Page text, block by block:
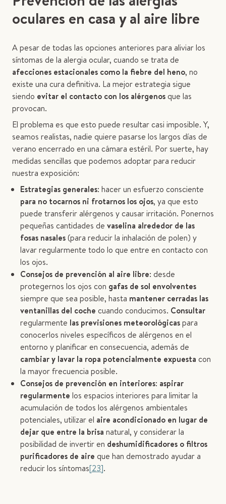
oculares en casa y al aire libre
A pesar de todas las opciones anteriores para aliviar los
síntomas de la alergia ocular, cuando se trata de
afecciones estacionales como la fiebre del heno, no
existe una cura definitiva. La mejor estrategia sigue
siendo evitar el contacto con los alérgenosque las
provocan.
El problema es que esto puede resultar casi imposible. Y,
seamos realistas, nadie quiere pasarse los largos días de
verano encerrado en una cámara estéril. Por suerte, hay
medidas sencillas que podemos adoptar para reducir
nuestra exposición:
Estrategias generales: hacer un esfuerzo consciente
para no tocarnos ni frotarnos los ojos, ya que esto
puede transferir alérgenos y causar irritación. Ponernos
pequeñas cantidades de vaselina alrededor de las
fosas nasales(para reducir la inhalación de polen) y
lavar regularmente todo lo que entre en contacto con
los ojos.
Consejos de prevención al aire libre: desde
protegernos los ojos con gafas de sol envolventes
siempre que sea posible, hasta mantener cerradas las
ventanillas del coche cuando conducimos. Consultar
regularmente las previsiones meteorológicaspara
conocerlos niveles específicos de alérgenos en el
entorno y planificar en consecuencia, además de
cambiar y lavar la ropa potencialmente expuesta con
la mayor frecuencia posible.
Consejos de prevención en interiores: aspirar
regularmente los espacios interiores para limitar la
acumulación de todos los alérgenos ambientales
potenciales, utilizar el aire acondicionado en lugar de
dejar que entre la brisa natural, y considerar la
posibilidad de invertir en deshumidificadores o filtros
purificadores de aire que han demostrado ayudar a
reducir los síntomas[23].